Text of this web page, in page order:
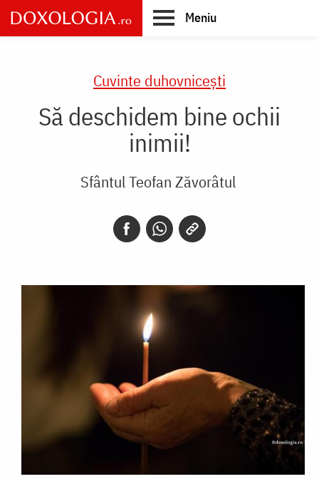
Skip
to
main
Meniu
Cuvinte duhovnicești
Să deschidem bine ochii
inimii!
Sfântul Teofan Zăvorâtul